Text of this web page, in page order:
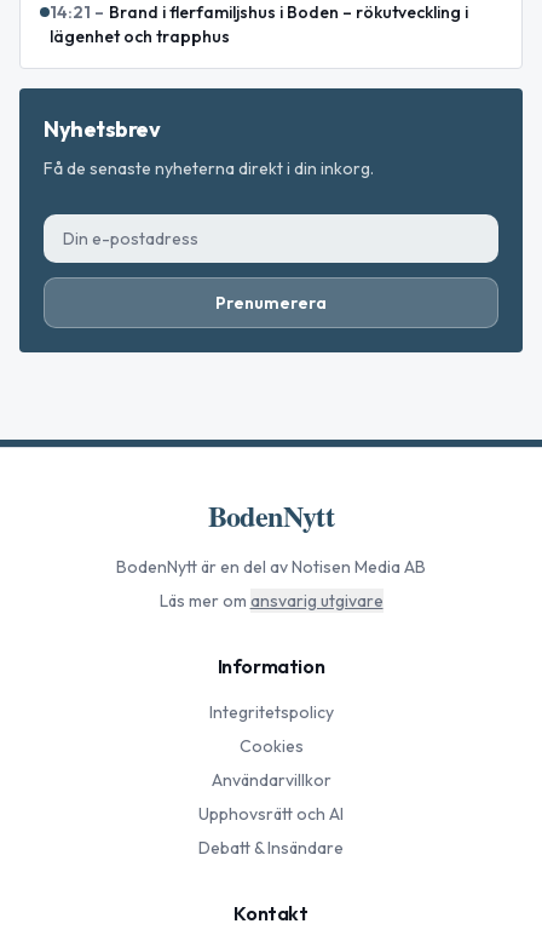
14:21 – Brand i flerfamiljshus i Boden – rökutveckling i
lägenhet och trapphus
Nyhetsbrev
Få de senaste nyheterna direkt i din inkorg.
Prenumerera
BodenNytt
BodenNyttär en del av Notisen Media AB
Läs mer om ansvarig utgivare
Information
Integritetspolicy
Cookies
Användarvillkor
Upphovsrätt och AI
Debatt & Insändare
Kontakt